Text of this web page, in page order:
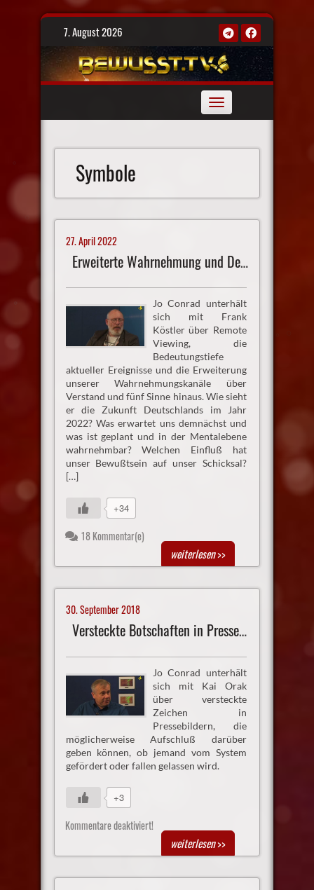
Skip
7. August 2026
Toggle
navigation
Symbole
27. April 2022
Erweiterte Wahrnehmung und Deutschlands Zukunft
Jo Conrad unterhält
sich mit Frank
Köstler über Remote
Viewing, die
Bedeutungstiefe
aktueller Ereignisse und die Erweiterung
unserer Wahrnehmungskanäle über
Verstand und fünf Sinne hinaus. Wie sieht
er die Zukunft Deutschlands im Jahr
2022? Was erwartet uns demnächst und
was ist geplant und in der Mentalebene
wahrnehmbar? Welchen Einfluß hat
unser Bewußtsein auf unser Schicksal?
[…]
+34
18 Kommentar(e)
weiterlesen>>
30. September 2018
Versteckte Botschaften in Pressebildern?
Jo Conrad unterhält
sich mit Kai Orak
über versteckte
Zeichen in
Pressebildern, die
möglicherweise Aufschluß darüber
geben können, ob jemand vom System
gefördert oder fallen gelassen wird.
+3
Kommentare deaktiviert!
weiterlesen>>